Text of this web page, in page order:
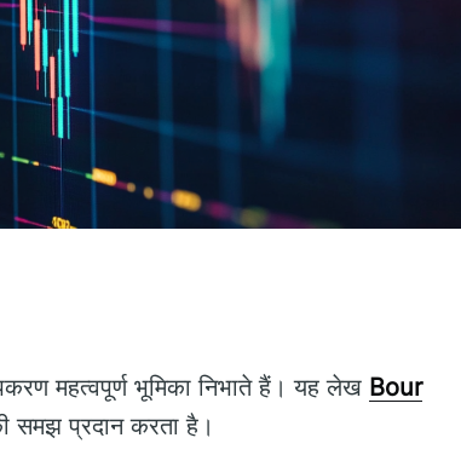
महत्वपूर्ण भूमिका निभाते हैं। यह लेख Bour
समझ प्रदान करता है।